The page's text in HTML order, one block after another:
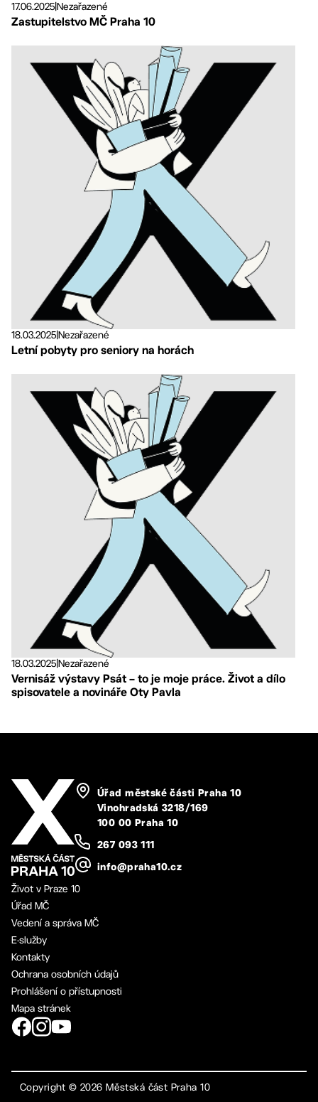
17.06.2025Nezařazené
Zastupitelstvo MČ Praha 10
18.03.2025Nezařazené
Letní pobyty pro seniory na horách
18.03.2025Nezařazené
Vernisáž výstavy Psát – to je moje práce. Život a dílo
spisovatele a novináře Oty Pavla
Úřad městské části Praha 10
Vinohradská 3218/169
100 00 Praha 10
267 093 111
info@praha10.cz
Život v Praze 10
Úřad MČ
Vedení a správa MČ
E-služby
Kontakty
Ochrana osobních údajů
Prohlášení o přístupnosti
Mapa stránek
Copyright ©2026 Městská část Praha 10